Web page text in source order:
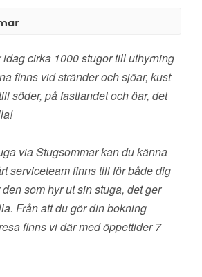
cirka 1000 stugor till uthyrning
finns vid stränder och sjöar, kust
söder, på fastlandet och öar, det
via Stugsommar kan du känna
serviceteam finns till för både dig
som hyr ut sin stuga, det ger
Från att du gör din bokning
finns vi där med öppettider 7